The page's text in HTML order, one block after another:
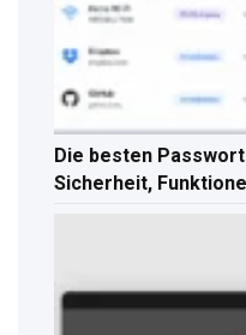
Die besten
Sicherheit,